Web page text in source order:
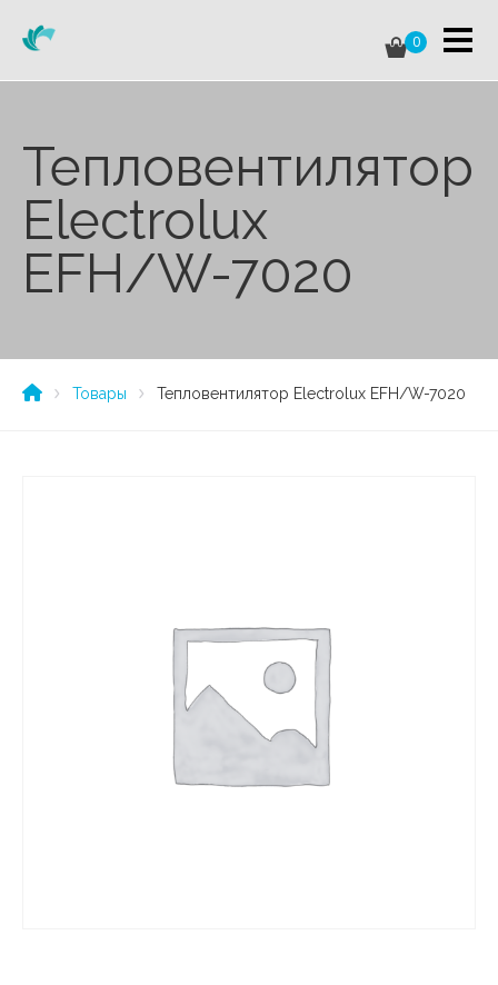
0
Тепловентилятор
Electrolux
EFH/W-7020
Товары Тепловентилятор Electrolux EFH/W-7020